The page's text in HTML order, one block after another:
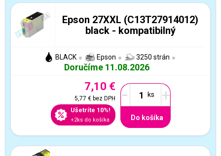
Epson 27XXL (C13T27914012)
black - kompatibilný
BLACK Epson 3250 strán
Doručíme 11.08.2026
7,10 €
5,77 €bez DPH
Ušetríte 10%!
+2ks do košíka
- +
Do košíka